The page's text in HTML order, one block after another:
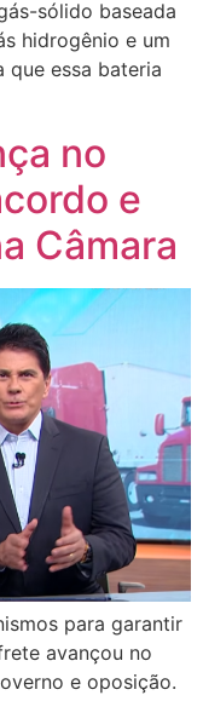
sólido baseada
hidrogênio e um
que essa bateria
no
e
Câmara
para garantir
avançou no
e oposição.